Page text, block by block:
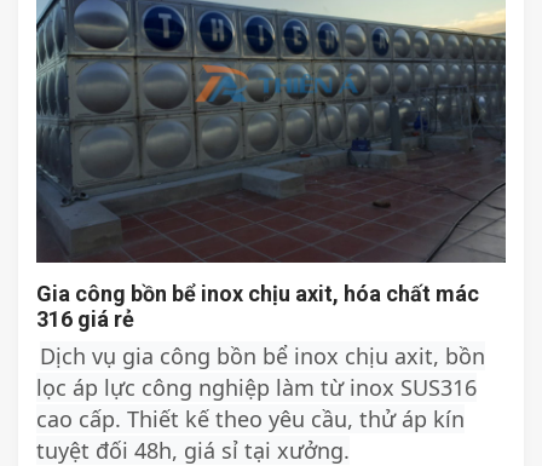
Gia công bồn bể inox chịu axit, hóa chất mác
316 giá rẻ
Dịch vụ gia công bồn bể inox chịu axit, bồn
lọc áp lực công nghiệp làm từ inox SUS316
cao cấp. Thiết kế theo yêu cầu, thử áp kín
tuyệt đối 48h, giá sỉ tại xưởng.